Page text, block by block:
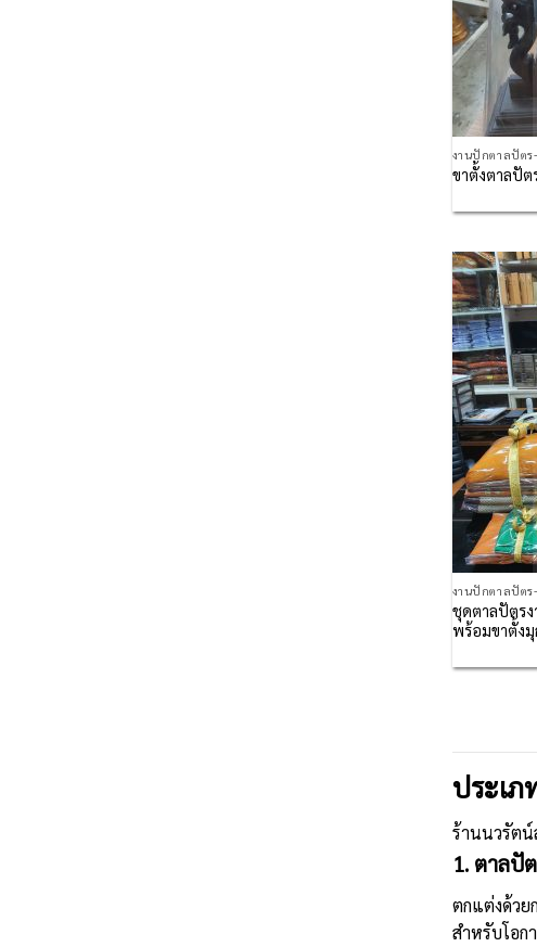
งานปักตาลปัต
ขาตั้งตาลปั
งานปักตาลปัต
ชุดตาลปัตร
พร้อมขาตั้ง
ประเ
ร้านนวรัต
1. ตาลปั
ตกแต่งด้วย
สำหรับโอก